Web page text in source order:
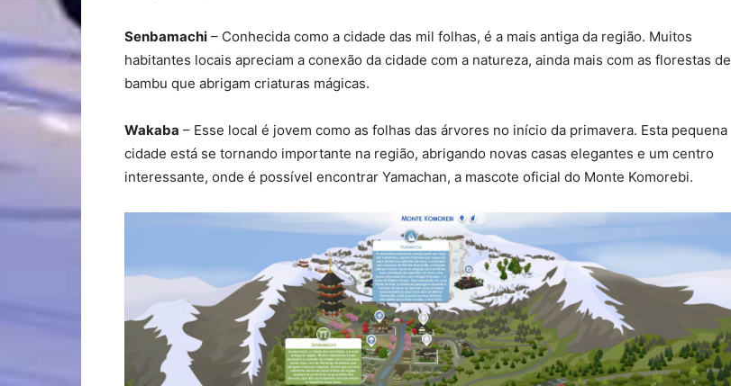
Senbamachi – Conhecida como a cidade das mil folhas, é a mais antiga da região. Muitos
habitantes locais apreciam a conexão da cidade com a natureza, ainda mais com as florestas de
bambu que abrigam criaturas mágicas.
Wakaba – Esse local é jovem como as folhas das árvores no início da primavera. Esta pequena
cidade está se tornando importante na região, abrigando novas casas elegantes e um centro
interessante, onde é possível encontrar Yamachan, a mascote oficial do Monte Komorebi.